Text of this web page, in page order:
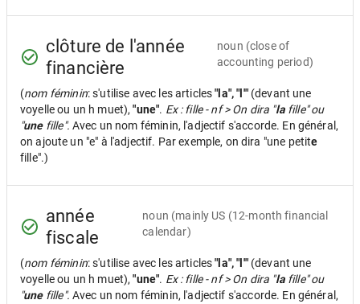
clôture de l'année
financière
noun (close of
accounting period)
(nom féminin: s'utilise avec les articles"la", "l'" (devant une
voyelle ou un h muet),"une". Ex : fille - nf > On dira "lafille" ou
"unefille". Avec un nom féminin, l'adjectif s'accorde. En général,
on ajoute un "e" à l'adjectif. Par exemple, on dira "une petite
fille".)
année
fiscale
noun (mainly US (12-month financial
calendar)
(nom féminin: s'utilise avec les articles"la", "l'" (devant une
voyelle ou un h muet),"une". Ex : fille - nf > On dira "lafille" ou
"unefille". Avec un nom féminin, l'adjectif s'accorde. En général,